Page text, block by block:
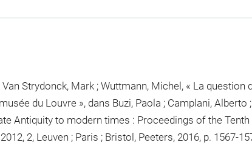
Strydonck, Mark ; Wuttmann, Michel, « La
du Louvre », dans Buzi, Paola ; Camplani, Alberto
Antiquity to modern times : Proceedings of the
2, Leuven ; Paris ; Bristol, Peeters, 2016, p. 1567-